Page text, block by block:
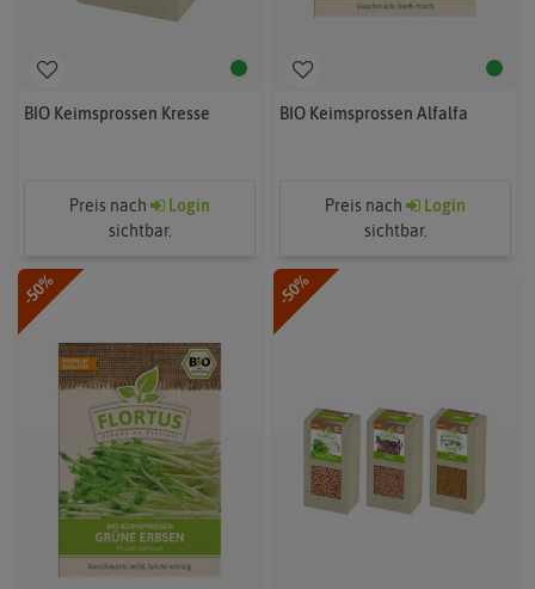
BIO Keimsprossen Kresse
Preis nach
Login
sichtbar.
BIO Keimsprossen Alfalfa
Preis nach
Login
sichtbar.
-50% -50%